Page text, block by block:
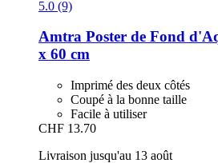
5.0 (9)
Amtra Poster de Fond
x 60 cm
Imprimé des deux côtés
Coupé à la bonne taille
Facile à utiliser
CHF 13.70
Livraison jusqu'au 13 août